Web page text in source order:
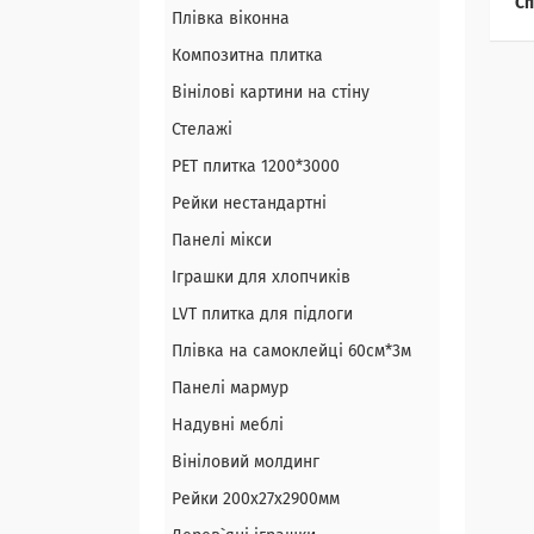
Плівка віконна
Композитна плитка
Вінілові картини на стіну
Стелажі
PЕT плитка 1200*3000
Рейки нестандартні
Панелі мікси
Іграшки для хлопчиків
LVT плитка для підлоги
Плівка на самоклейці 60см*3м
Панелі мармур
Надувні меблі
Вініловий молдинг
Рейки 200х27х2900мм